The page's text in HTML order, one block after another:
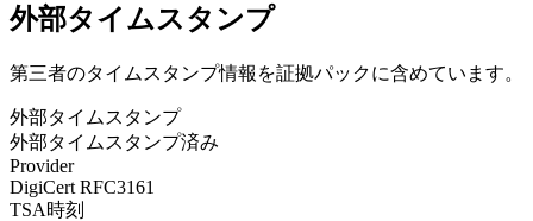
外部タイムスタンプ
第三者のタイムスタンプ情報を証拠パックに含めています。
外部タイムスタンプ
外部タイムスタンプ済み
Provider
DigiCert RFC3161
TSA時刻